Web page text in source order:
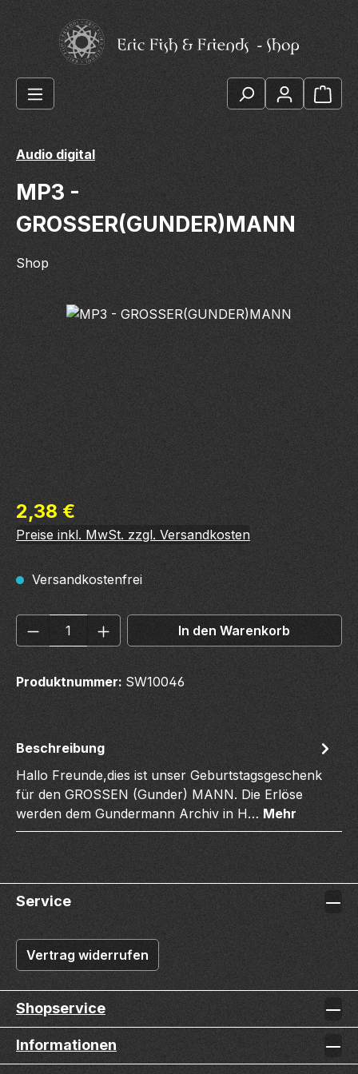
Zum Hauptinhalt springen
Audio digital
MP3 -
GROSSER(GUNDER)MANN
Shop
Bildergalerie überspringen
Regulärer Preis:
2,38 €
Preise inkl. MwSt. zzgl. Versandkosten
Versandkostenfrei
Produkt Anzahl: Gib denIn den Warenkorb
Produktnummer: SW10046
Beschreibung
Hallo Freunde,dies ist unser Geburtstagsgeschenk
für den GROSSEN (Gunder) MANN. Die Erlöse
werden dem Gundermann Archiv in H… Mehr
Service
Vertrag widerrufen
Shopservice
Informationen